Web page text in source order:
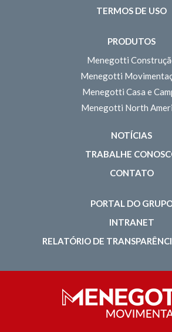
TERMOS DE USO
PRODUTOS
Menegotti
Menegotti
Menegotti Casa e
Menegotti North
NOTÍCIAS
TRABALHE
CONTATO
PORTAL DO
INTRANET
RELATÓRIO DE